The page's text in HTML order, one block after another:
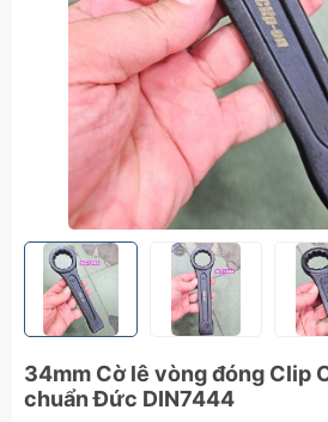
34mm Cờ lê vòng đóng Clip
chuẩn Đức DIN7444